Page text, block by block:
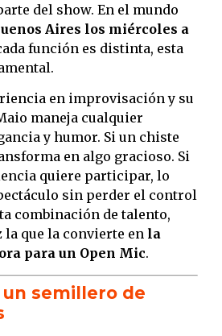
del show. En el mundo
Aires los miércoles a
función es distinta, esta
en improvisación y su
maneja cualquier
y humor. Si un chiste
en algo gracioso. Si
quiere participar, lo
sin perder el control
combinación de talento,
que la convierte en la
para un Open Mic.
un semillero de